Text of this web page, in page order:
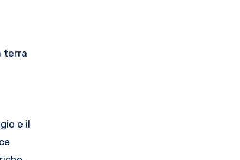
terra
e il